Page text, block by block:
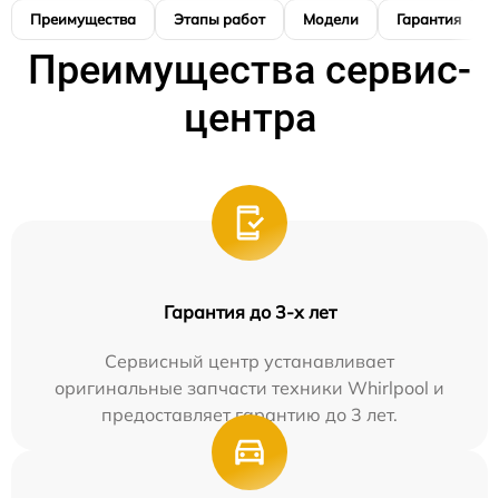
Преимущества Этапы работ Модели Гарантия
Преимущества сервис-
центра
Гарантия до 3-х лет
Сервисный центр устанавливает
оригинальные запчасти техники Whirlpool и
предоставляет гарантию до 3 лет.